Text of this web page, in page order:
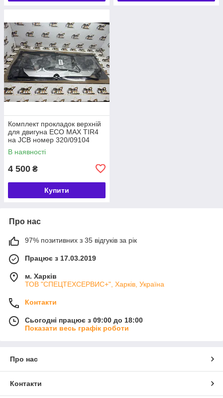
Комплект прокладок верхній
для двигуна ECO MAX TIR4
на JCB номер 320/09104
В наявності
4 500 ₴
Купити
Про нас
97% позитивних з 35 відгуків за рік
Працює з 17.03.2019
м. Харків
ТОВ "СПЕЦТЕХСЕРВИС+", Харків, Україна
Контакти
Сьогодні працює з 09:00 до 18:00
Показати весь графік роботи
Про нас
Контакти